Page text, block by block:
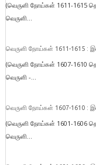
(வெருளி நோய்கள் 1611-1615
வெருளி...
வெருளி நோய்கள் 1611-1615 :
(வெருளி நோய்கள் 1607-1610
வெருளி -...
வெருளி நோய்கள் 1607-1610 :
(வெருளி நோய்கள் 1601-1606
வெருளி...